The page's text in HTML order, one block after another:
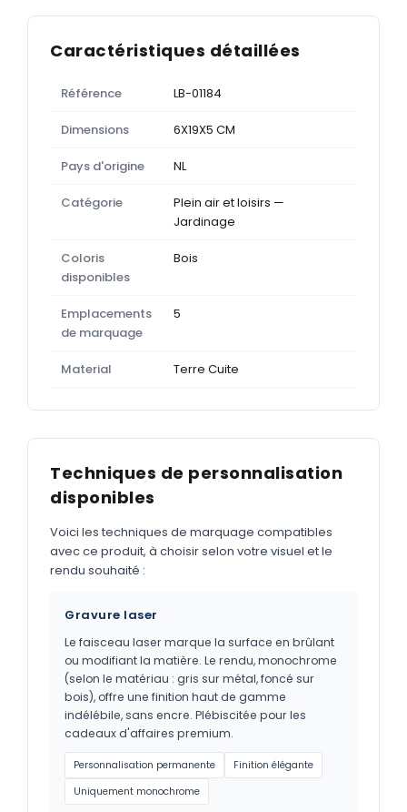
Caractéristiques détaillées
Référence LB-01184
Dimensions 6X19X5 CM
Pays d'origine NL
Catégorie
Plein air et loisirs —
Jardinage
Coloris
disponibles
Bois
Emplacements
de marquage
5
Material Terre Cuite
Techniques de personnalisation
disponibles
Voici les techniques de marquage compatibles
avec ce produit, à choisir selon votre visuel et le
rendu souhaité :
Gravure laser
Le faisceau laser marque la surface en brûlant
ou modifiant la matière. Le rendu, monochrome
(selon le matériau : gris sur métal, foncé sur
bois), offre une finition haut de gamme
indélébile, sans encre. Plébiscitée pour les
cadeaux d'affaires premium.
Personnalisation permanente
Finition élégante
Uniquement monochrome